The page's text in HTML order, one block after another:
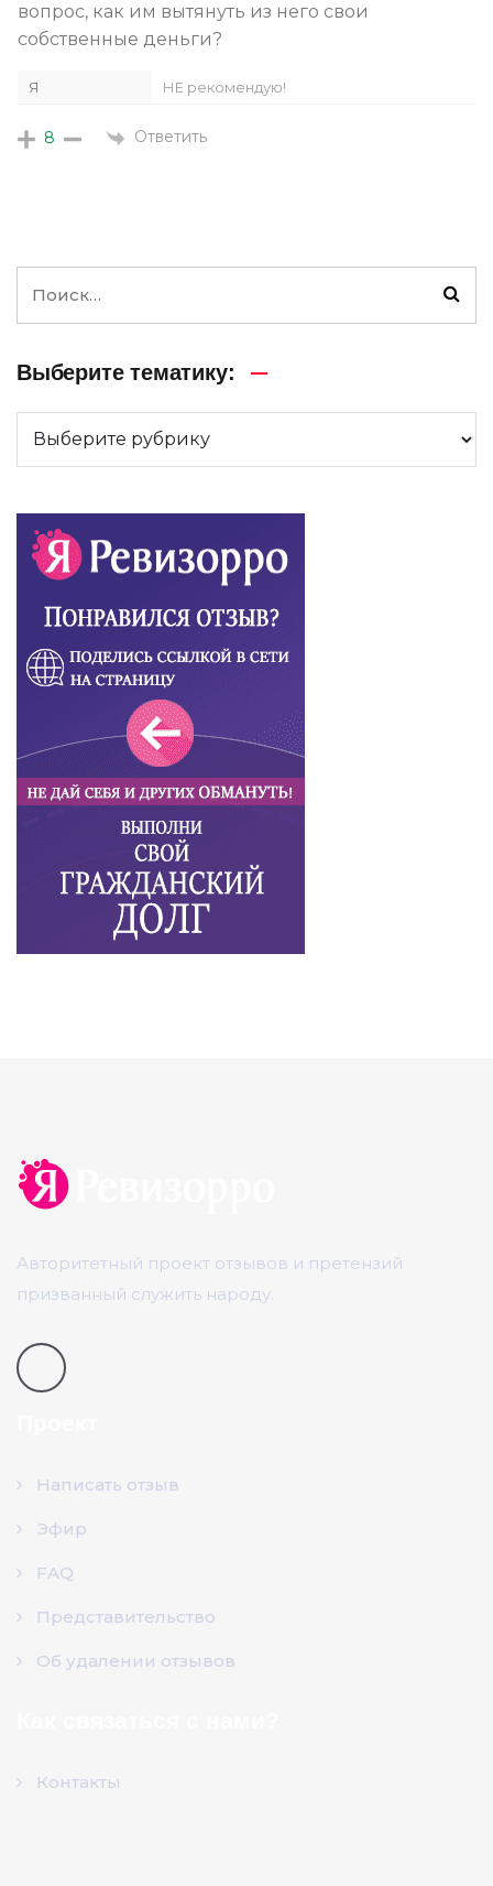
вопрос, как им вытянуть из него свои
собственные деньги?
Я НЕ рекомендую!
8 Ответить
Выберите тематику:
Авторитетный проект отзывов и претензий
призванный служить народу.
Написать отзыв
Эфир
FAQ
Представительство
Об удалении отзывов
Контакты